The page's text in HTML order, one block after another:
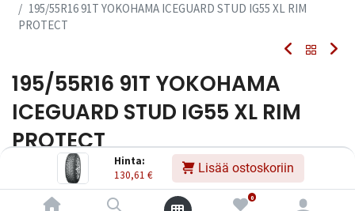
Hinta:
130,61 € Lisää ostoskoriin
0
195/55R16 91T YOKOHAMA ICEGUARD STUD IG55 XL RIM
PROTECT
195/55R16 91T YOKOHAMA
ICEGUARD STUD IG55 XL RIM
PROTECT
4968814872250 Tuotekoodi: 235629
130,61€ Sisältää ALV:n/ kpl